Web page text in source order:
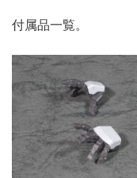
付属品一覧。